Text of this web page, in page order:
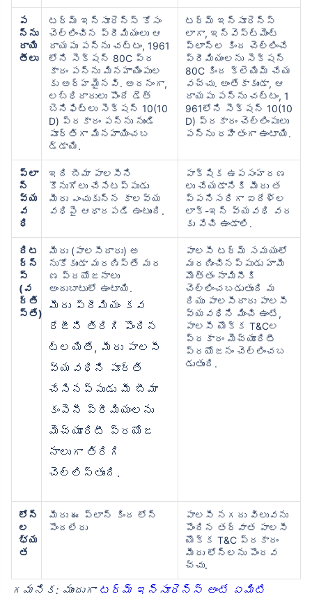
ప
న్ను
రాయి
తీలు
టర్మ్ ఇన్సూరెన్స్ కోసం
చెల్లించిన ప్రీమియంలు ఆ
దాయపు పన్ను చట్టం, 1961
లోని సెక్షన్ 80C ప్ర
కారం పన్ను మినహాయింపుల
కు అర్హమైనవి. అదనంగా,
లబ్ధిదారులు పొందే డెత్
బెనిఫిట్‌లు సెక్షన్ 10(10
D) ప్రకారం పన్ను నుండి
పూర్తిగా మినహాయించబ
డ్డాయి.
టర్మ్ ఇన్సూరెన్స్
లాగా, ఇన్వెస్ట్‌మెంట్
ప్లాన్‌ల కింద చెల్లించే
ప్రీమియంలను సెక్షన్
80C కింద క్లెయిమ్ చేయ
వచ్చు. అంతేకాకుండా, ఆ
దాయపు పన్ను చట్టం, 1
961లోని సెక్షన్ 10(10
D) ప్రకారం చెల్లింపులు
పన్ను రహితంగా ఉంటాయి.
ప్లా
న్
వ్య
వ
ధి
ఇది బీమా పాలసీని
కొనుగోలు చేసేటప్పుడు
మీరు ఎంచుకున్న కాలవ్య
వధిపై ఆధారపడి ఉంటుంది.
పాక్షిక ఉపసంహరణ
లు చేయడానికి మీరు త
ప్పనిసరిగా ఐదేళ్ల
లాక్-ఇన్ వ్యవధి వర
కు వేచి ఉండాలి.
రిట
ర్న్
స్
(వ
ర్తి
స్తే)
మీరు (పాలసీదారు) అ
నుకోకుండా మరణిస్తే మర
ణ ప్రయోజనాలు
అందుబాటులో ఉంటాయి.
మీరు ప్రీమియం కవ
రేజీని తిరిగి పొందిన
ట్లయితే, మీరు పాలసీ
వ్యవధిని పూర్తి
చేసినప్పుడు మీ బీమా
కంపెనీ ప్రీమియంలను
మెచ్యూరిటీ ప్రయోజ
నాలుగా తిరిగి
చెల్లిస్తుంది.
పాలసీ టర్మ్ సమయంలో
మరణించినప్పుడు హామీ
మొత్తం నామినీకి
చెల్లించబడుతుంది మ
రియు పాలసీదారు పాలసీ
వ్యవధిని మించి ఉంటే,
పాలసీ యొక్క T&Cల
ప్రకారం మెచ్యూరిటీ
ప్రయోజనం చెల్లించబ
డుతుంది.
లోన్
ల
భ్య
త
మీరు ఈ ప్లాన్ కింద లోన్
పొందలేరు
పాలసీ నగదు విలువను
పొందిన తర్వాత పాలసీ
యొక్క T&C ప్రకారం
మీరు లోన్‌లను పొందవ
చ్చు.
గమనిక: ముందుగా టర్మ్ ఇన్సూరెన్స్ అంటే ఏమిటి